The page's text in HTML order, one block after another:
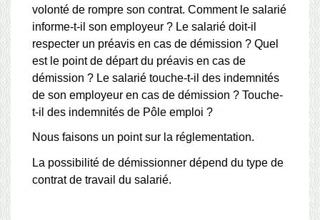
volonté de rompre son contrat. Comment le salarié
informe-t-il son employeur ? Le salarié doit-il
respecter un préavis en cas de démission ? Quel
est le point de départ du préavis en cas de
démission ? Le salarié touche-t-il des indemnités
de son employeur en cas de démission ? Touche-
t-il des indemnités de Pôle emploi ?
Nous faisons un point sur la réglementation.
La possibilité de démissionner dépend du type de
contrat de travail du salarié.